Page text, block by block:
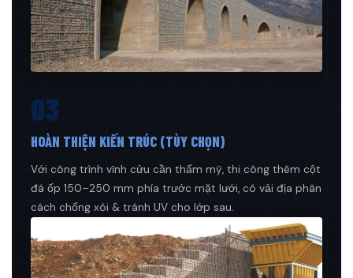
03
HOÀN THIỆN KIẾN TRÚC (TÙY CHỌN)
Với công trình vĩnh cửu cần thẩm mỹ, thi công thêm cột
đá ốp 150–250 mm phía trước mặt lưới, có vải địa phân
cách chống xói & tránh UV cho lớp sau.